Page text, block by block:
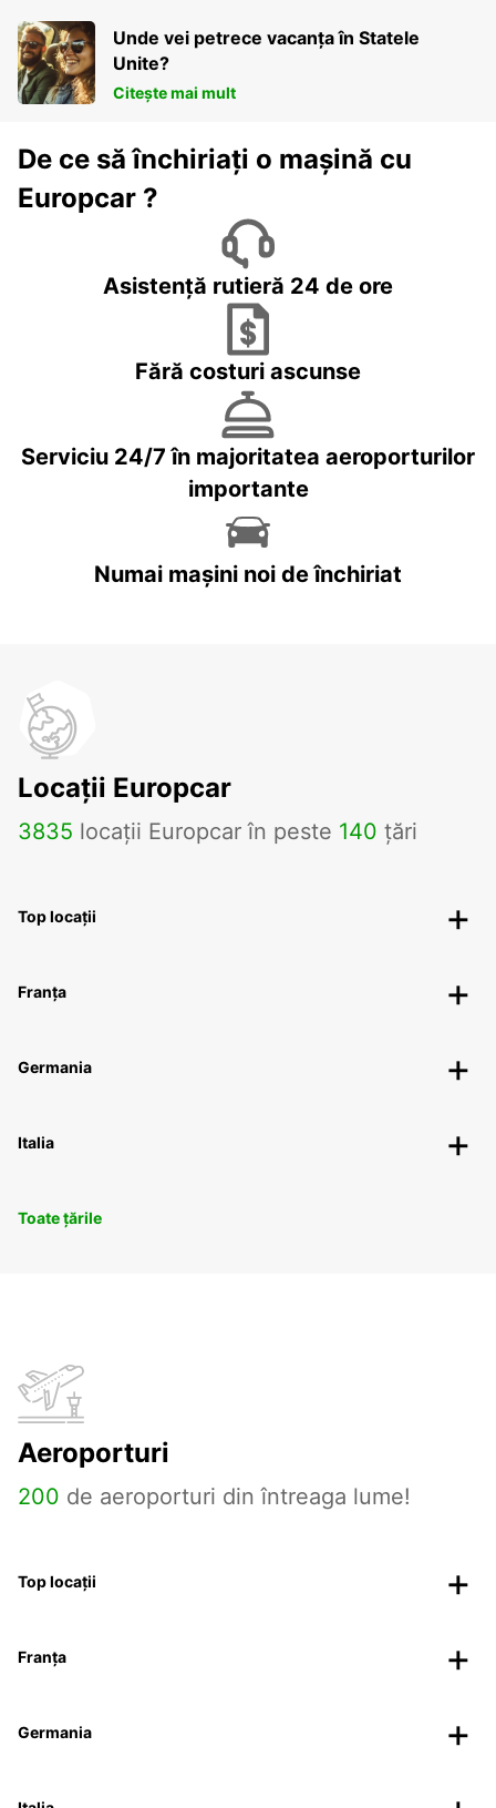
Unde vei petrece vacanța în Statele
Unite?
Citește mai mult
De ce să închiriați o mașină cu
Europcar ?
Asistență rutieră 24 de ore
Fără costuri ascunse
Serviciu 24/7 în majoritatea aeroporturilor
importante
Numai mașini noi de închiriat
Locații Europcar
3835 locații Europcar în peste 140 țări
Top locații
Franța
Germania
Italia
Toate țările
Aeroporturi
200 de aeroporturi din întreaga lume!
Top locații
Franța
Germania